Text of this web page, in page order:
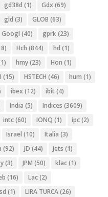
gd38d (1) Gdx (69)
gld (3) GLOB (63)
Googl (40) gprk(23)
Hch (844) hd (1)
hmy(23) Hon (1)
(15) HSTECH (46) hum (1)
ibex (12) ibit (4)
India (5) Indices (3609)
intc(60) IONQ (1) ipc(2)
Israel (10) Italia (3)
(92) JD (44) Jets (1)
(3) JPM (50) klac(1)
(16) Lac(2)
(1) LIRA TURCA(26)